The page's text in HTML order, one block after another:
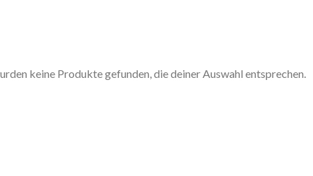
keine Produkte gefunden, die deiner Auswahl entsprechen.